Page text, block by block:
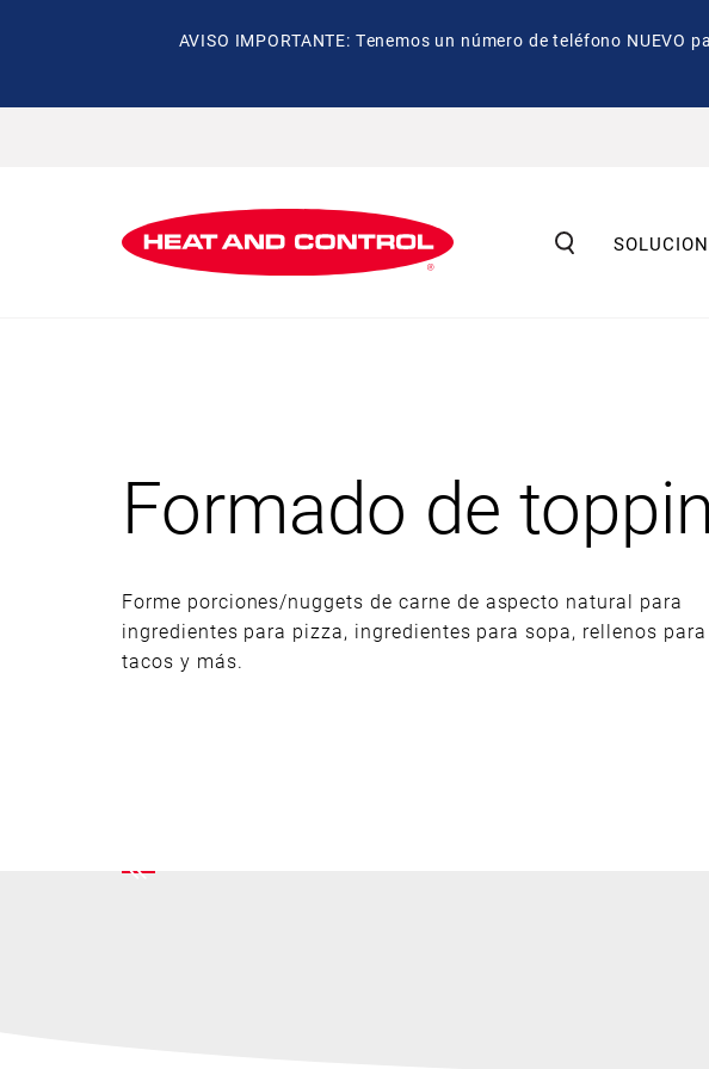
AVISO IMPORTANTE: Tenemos un número de teléfono
Formado de
Forme porciones/nuggets de carne de aspecto natural para
ingredientes para pizza, ingredientes para sopa, rellenos para
tacos y más.